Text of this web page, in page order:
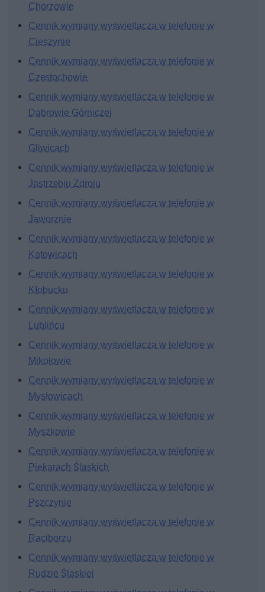
Chorzowie
Cennik wymiany wyświetlacza w telefonie w
Cieszynie
Cennik wymiany wyświetlacza w telefonie w
Częstochowie
Cennik wymiany wyświetlacza w telefonie w
Dąbrowie Górniczej
Cennik wymiany wyświetlacza w telefonie w
Gliwicach
Cennik wymiany wyświetlacza w telefonie w
Jastrzębiu Zdroju
Cennik wymiany wyświetlacza w telefonie w
Jaworznie
Cennik wymiany wyświetlacza w telefonie w
Katowicach
Cennik wymiany wyświetlacza w telefonie w
Kłobucku
Cennik wymiany wyświetlacza w telefonie w
Lublińcu
Cennik wymiany wyświetlacza w telefonie w
Mikołowie
Cennik wymiany wyświetlacza w telefonie w
Mysłowicach
Cennik wymiany wyświetlacza w telefonie w
Myszkowie
Cennik wymiany wyświetlacza w telefonie w
Piekarach Śląskich
Cennik wymiany wyświetlacza w telefonie w
Pszczynie
Cennik wymiany wyświetlacza w telefonie w
Raciborzu
Cennik wymiany wyświetlacza w telefonie w
Rudzie Śląskiej